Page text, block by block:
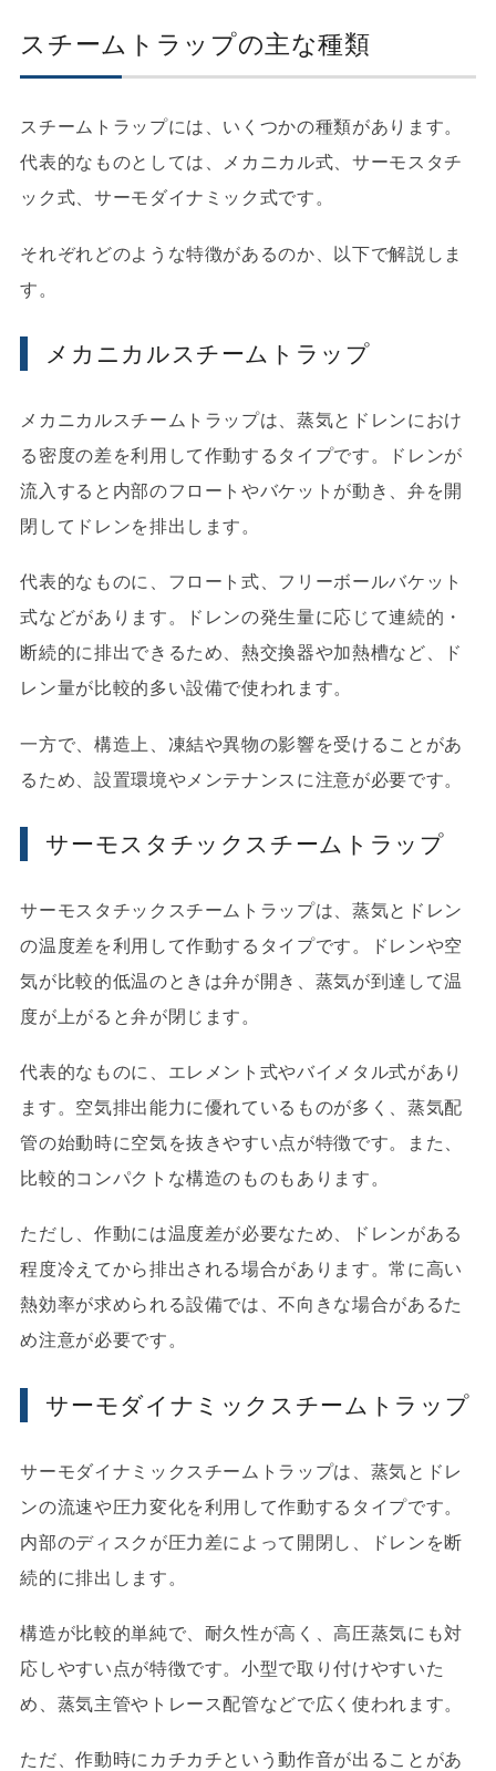
スチームトラップの主な種類
スチームトラップには、いくつかの種類があります。
代表的なものとしては、メカニカル式、サーモスタチ
ック式、サーモダイナミック式です。
それぞれどのような特徴があるのか、以下で解説しま
す。
メカニカルスチームトラップ
メカニカルスチームトラップは、蒸気とドレンにおけ
る密度の差を利用して作動するタイプです。ドレンが
流入すると内部のフロートやバケットが動き、弁を開
閉してドレンを排出します。
代表的なものに、フロート式、フリーボールバケット
式などがあります。ドレンの発生量に応じて連続的・
断続的に排出できるため、熱交換器や加熱槽など、ド
レン量が比較的多い設備で使われます。
一方で、構造上、凍結や異物の影響を受けることがあ
るため、設置環境やメンテナンスに注意が必要です。
サーモスタチックスチームトラップ
サーモスタチックスチームトラップは、蒸気とドレン
の温度差を利用して作動するタイプです。ドレンや空
気が比較的低温のときは弁が開き、蒸気が到達して温
度が上がると弁が閉じます。
代表的なものに、エレメント式やバイメタル式があり
ます。空気排出能力に優れているものが多く、蒸気配
管の始動時に空気を抜きやすい点が特徴です。また、
比較的コンパクトな構造のものもあります。
ただし、作動には温度差が必要なため、ドレンがある
程度冷えてから排出される場合があります。常に高い
熱効率が求められる設備では、不向きな場合があるた
め注意が必要です。
サーモダイナミックスチームトラップ
サーモダイナミックスチームトラップは、蒸気とドレ
ンの流速や圧力変化を利用して作動するタイプです。
内部のディスクが圧力差によって開閉し、ドレンを断
続的に排出します。
構造が比較的単純で、耐久性が高く、高圧蒸気にも対
応しやすい点が特徴です。小型で取り付けやすいた
め、蒸気主管やトレース配管などで広く使われます。
ただ、作動時にカチカチという動作音が出ることがあ